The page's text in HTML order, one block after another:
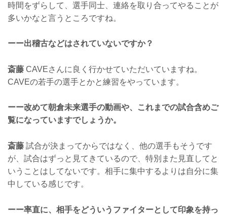
時間をずらして、選手同士、連絡を取り合ってやることが
多いかなと言うところですね。
ーー出稽古などはされていないですか？
斎藤 CAVEさんに良く行かせていただいていますね。
CAVEの若手の選手とかと練習をやっています。
ーー改めて朝倉未来選手の動画や、これまでの試合含めご
覧になっていますでしょうか。
斎藤 試合が決まってからではなく、他の選手もそうです
が、試合はずっと見てきているので、特別また見直してと
いうことはしてないです。相手に集中するよりは自分に集
中している感じです。
ーー率直に、相手をどういうファイターとして印象を持っ